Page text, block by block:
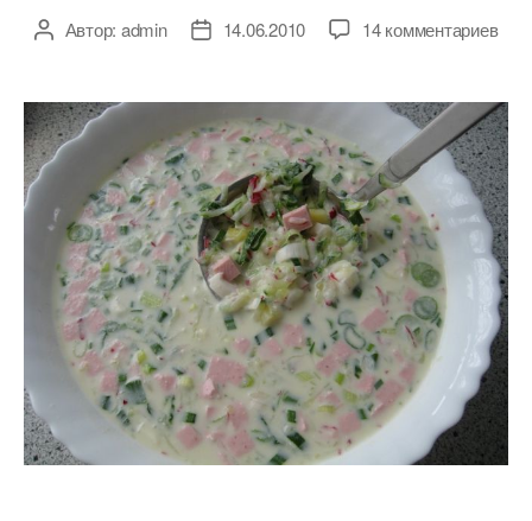
АвторАвтор: admin
Дата14.06.2010 14 комментариевк
на